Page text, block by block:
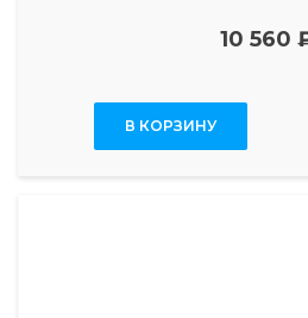
10 560
В КОРЗИНУ